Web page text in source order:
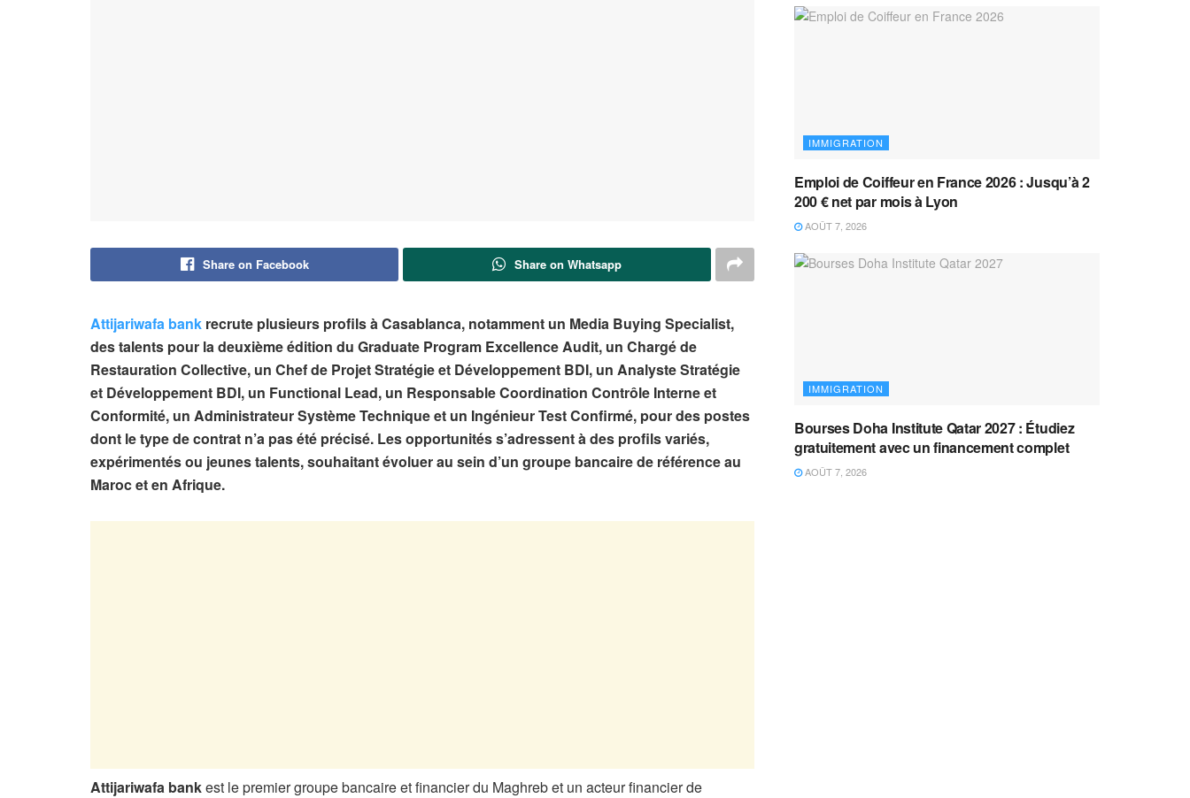
Share on Facebook Share on Whatsapp
Attijariwafa bank recrute plusieurs profils à Casablanca, notamment un Media Buying Specialist,
des talents pour la deuxième édition du Graduate Program Excellence Audit, un Chargé de
Restauration Collective, un Chef de Projet Stratégie et Développement BDI, un Analyste Stratégie
et Développement BDI, un Functional Lead, un Responsable Coordination Contrôle Interne et
Conformité, un Administrateur Système Technique et un Ingénieur Test Confirmé, pour des postes
dont le type de contrat n’a pas été précisé. Les opportunités s’adressent à des profils variés,
expérimentés ou jeunes talents, souhaitant évoluer au sein d’un groupe bancaire de référence au
Maroc et en Afrique.
Attijariwafa bankest le premier groupe bancaire et financier du Maghreb et un acteur financier de
IMMIGRATION
Emploi de Coiffeur en France 2026 : Jusqu’à 2
200 € net par mois à Lyon
AOÛT 7, 2026
IMMIGRATION
Bourses Doha Institute Qatar 2027 : Étudiez
gratuitement avec un financement complet
AOÛT 7, 2026